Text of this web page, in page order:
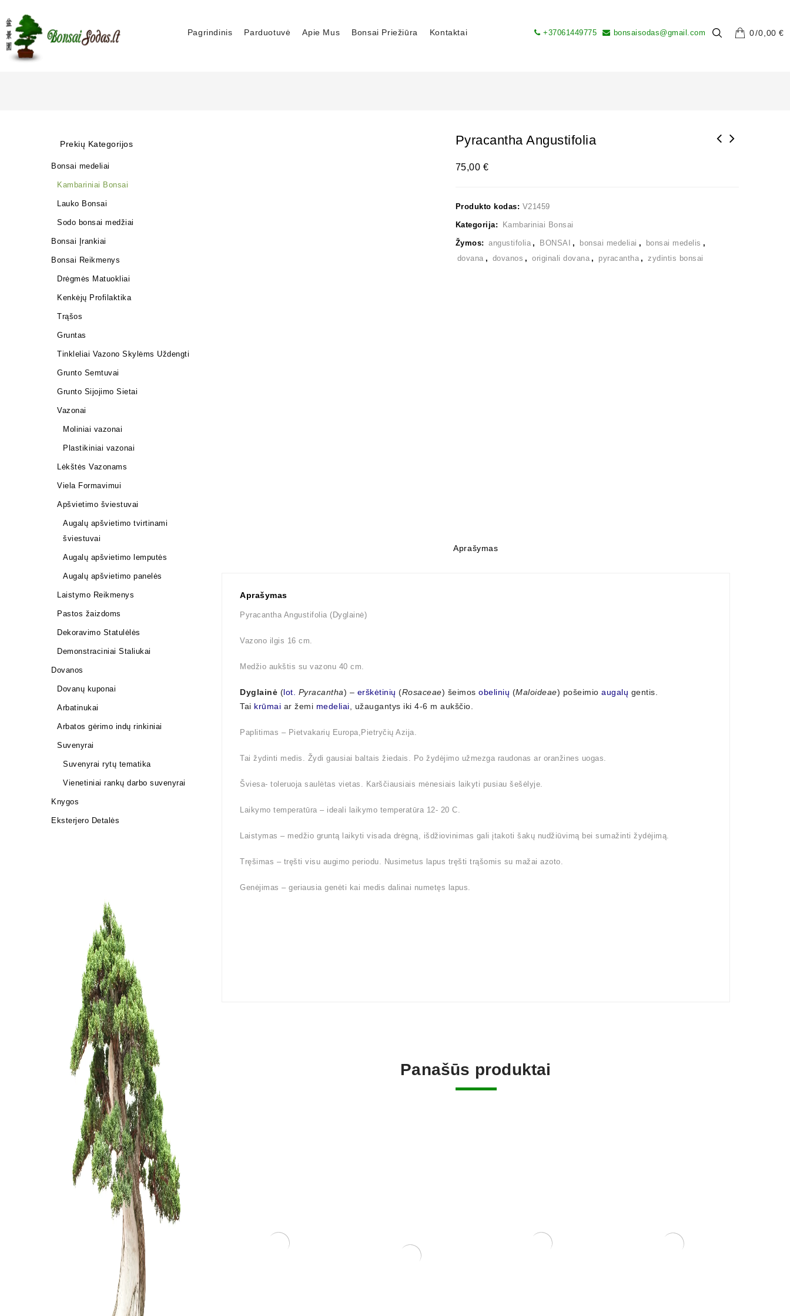
Pagrindinis Parduotuvė Apie Mus Bonsai Priežiūra Kontaktai 0 0,00€
+37061449775 bonsaisodas@gmail.com
Pyracantha Angustifolia
75,00€
Produkto kodas: V21459
Kategorija: Kambariniai Bonsai
Žymos: angustifolia , BONSAI , bonsai medeliai , bonsai medelis ,
dovana , dovanos , originali dovana , pyracantha , zydintis bonsai
Aprašymas
Aprašymas
Pyracantha Angustifolia (Dyglainė)
Vazono ilgis 16 cm.
Medžio aukštis su vazonu 40 cm.
Dyglainė (lot. Pyracantha) – erškėtinių (Rosaceae) šeimos obelinių (Maloideae) pošeimio augalų gentis.
Tai krūmai ar žemi medeliai , užaugantys iki 4-6 m aukščio.
Paplitimas – Pietvakarių Europa,Pietryčių Azija.
Tai žydinti medis. Žydi gausiai baltais žiedais. Po žydėjimo užmezga raudonas ar oranžines uogas.
Šviesa- toleruoja saulėtas vietas. Karščiausiais mėnesiais laikyti pusiau šešėlyje.
Laikymo temperatūra – ideali laikymo temperatūra 12- 20 C.
Laistymas – medžio gruntą laikyti visada drėgną, išdžiovinimas gali įtakoti šakų nudžiūvimą bei sumažinti žydėjimą.
Tręšimas – tręšti visu augimo periodu. Nusimetus lapus tręšti trąšomis su mažai azoto.
Genėjimas – geriausia genėti kai medis dalinai numetęs lapus.
Panašūs produktai
Prekių Kategorijos
Bonsai medeliai
Kambariniai Bonsai
Lauko Bonsai
Sodo bonsai medžiai
Bonsai Įrankiai
Bonsai Reikmenys
Drėgmės Matuokliai
Kenkėjų Profilaktika
Trąšos
Gruntas
Tinkleliai Vazono Skylėms Uždengti
Grunto Semtuvai
Grunto Sijojimo Sietai
Vazonai
Moliniai vazonai
Plastikiniai vazonai
Lėkštės Vazonams
Viela Formavimui
Apšvietimo šviestuvai
Augalų apšvietimo tvirtinami
šviestuvai
Augalų apšvietimo lemputės
Augalų apšvietimo panelės
Laistymo Reikmenys
Pastos žaizdoms
Dekoravimo Statulėlės
Demonstraciniai Staliukai
Dovanos
Dovanų kuponai
Arbatinukai
Arbatos gėrimo indų rinkiniai
Suvenyrai
Suvenyrai rytų tematika
Vienetiniai rankų darbo suvenyrai
Knygos
Eksterjero Detalės